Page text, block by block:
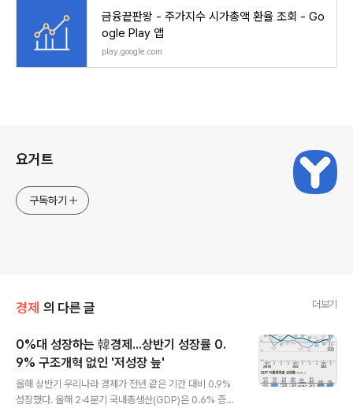
금융끝판왕 - 주가지수 시가총액 환율 조회 - Go
ogle Play 앱
play.google.com
요거트
구독하기
경제 의 다른 글 더보기
0%대 성장하는 韓경제...상반기 성장률 0.
9% 구조개혁 없인 '저성장 늪'
올해 상반기 우리나라 경제가 전년 같은 기간 대비 0.9%
성장했다. 올해 2·4분기 국내총생산(GDP)은 0.6% 증가